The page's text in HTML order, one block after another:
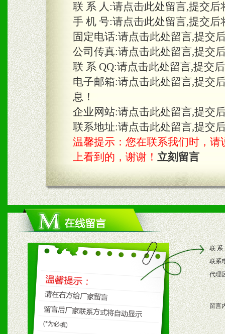
联 系 人:请点击此处留言,提交
手 机 号:请点击此处留言,提交
固定电话:请点击此处留言,提交
公司传真:请点击此处留言,提交
联 系 QQ:请点击此处留言,提交
电子邮箱:请点击此处留言,提交
息！
企业网站:请点击此处留言,提交
联系地址:请点击此处留言,提交
温馨提示：您在联系我们时，请
上看到的，谢谢！ 立刻留言
联 系
联系
代理
留言